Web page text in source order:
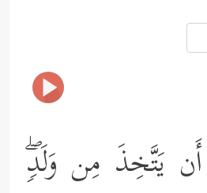
یَتَّخِذَ مِن وَلَدࣲۖ